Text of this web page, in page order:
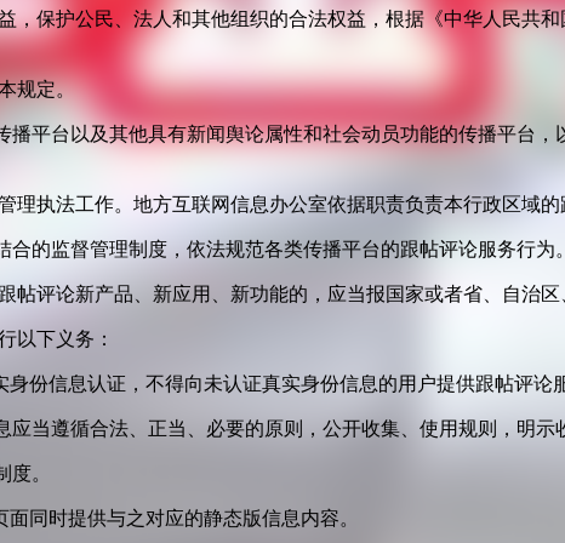
，保护公民、法人和其他组织的合法权益，根据《中华人民共
规定。
平台以及其他具有新闻舆论属性和社会动员功能的传播平台
理执法工作。地方互联网信息办公室依据职责负责本行政区域
的监督管理制度，依法规范各类传播平台的跟帖评论服务行为
帖评论新产品、新应用、新功能的，应当报国家或者省、自治
以下义务：
身份信息认证，不得向未认证真实身份信息的用户提供跟帖评论
应当遵循合法、正当、必要的原则，公开收集、使用规则，明
。
同时提供与之对应的静态版信息内容。